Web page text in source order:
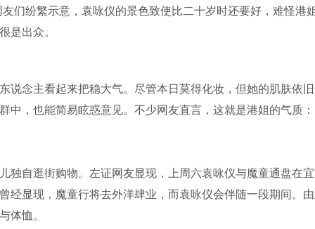
们纷繁示意，袁咏仪的景色致使比二十岁时还要好，难怪港
是出众。
念主看起来把稳大气。尽管本日莫得化妆，但她的肌肤依
，也能简易眩惑意见。不少网友直言，这就是港姐的气质
自逛街购物。左证网友显现，上周六袁咏仪与魔童通盘在
经显现，魔童行将去外洋肆业，而袁咏仪会伴随一段期间。
体恤。